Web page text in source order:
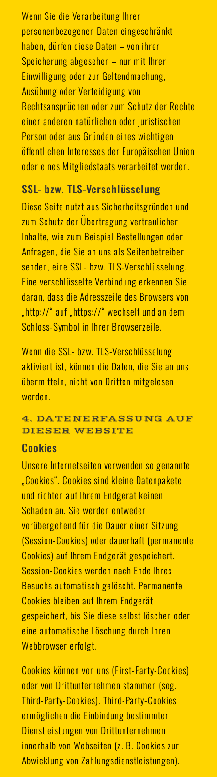
Wenn Sie die Verarbeitung Ihrer
personenbezogenen Daten eingeschränkt
haben, dürfen diese Daten – von ihrer
Speicherung abgesehen – nur mit Ihrer
Einwilligung oder zur Geltendmachung,
Ausübung oder Verteidigung von
Rechtsansprüchen oder zum Schutz der Rechte
einer anderen natürlichen oder juristischen
Person oder aus Gründen eines wichtigen
öffentlichen Interesses der Europäischen Union
oder eines Mitgliedstaats verarbeitet werden.
SSL- bzw. TLS-Verschlüsselung
Diese Seite nutzt aus Sicherheitsgründen und
zum Schutz der Übertragung vertraulicher
Inhalte, wie zum Beispiel Bestellungen oder
Anfragen, die Sie an uns als Seitenbetreiber
senden, eine SSL- bzw. TLS-Verschlüsselung.
Eine verschlüsselte Verbindung erkennen Sie
daran, dass die Adresszeile des Browsers von
„http://“ auf „https://“ wechselt und an dem
Schloss-Symbol in Ihrer Browserzeile.
Wenn die SSL- bzw. TLS-Verschlüsselung
aktiviert ist, können die Daten, die Sie an uns
übermitteln, nicht von Dritten mitgelesen
werden.
4. DATENERFASSUNG AUF
DIESER WEBSITE
Cookies
Unsere Internetseiten verwenden so genannte
„Cookies“. Cookies sind kleine Datenpakete
und richten auf Ihrem Endgerät keinen
Schaden an. Sie werden entweder
vorübergehend für die Dauer einer Sitzung
(Session-Cookies) oder dauerhaft (permanente
Cookies) auf Ihrem Endgerät gespeichert.
Session-Cookies werden nach Ende Ihres
Besuchs automatisch gelöscht. Permanente
Cookies bleiben auf Ihrem Endgerät
gespeichert, bis Sie diese selbst löschen oder
eine automatische Löschung durch Ihren
Webbrowser erfolgt.
Cookies können von uns (First-Party-Cookies)
oder von Drittunternehmen stammen (sog.
Third-Party-Cookies). Third-Party-Cookies
ermöglichen die Einbindung bestimmter
Dienstleistungen von Drittunternehmen
innerhalb von Webseiten (z. B. Cookies zur
Abwicklung von Zahlungsdienstleistungen).